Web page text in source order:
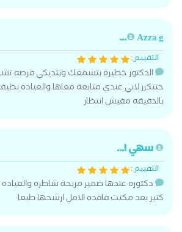
Azza g...
التقييم :
الدكتور خطيره بتسمعك وبتديكي فرصه
حتتكرر لاني عندي متابعه معاها والعياده
بالدقيقه مفيش انتظار
سهي ا...
التقييم :
دكتوره عندها ضمير مريحة شاطره
كتير بعد مكنت فاقده الامل ارشحها طبعا